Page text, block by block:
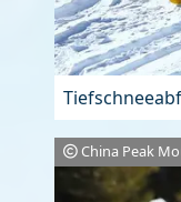
China Peak